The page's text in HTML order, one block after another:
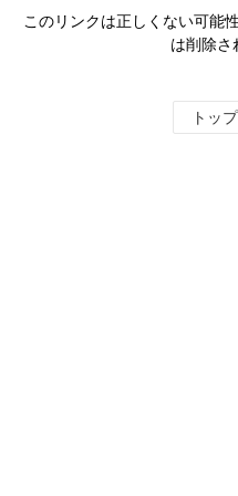
このリンクは正しくない可能
は削除さ
トッ